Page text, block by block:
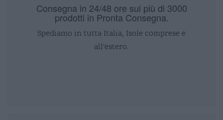
Consegna in 24/48 ore sui più di 3000
prodotti in Pronta Consegna.
Spediamo in tutta Italia, Isole comprese e
all’estero.